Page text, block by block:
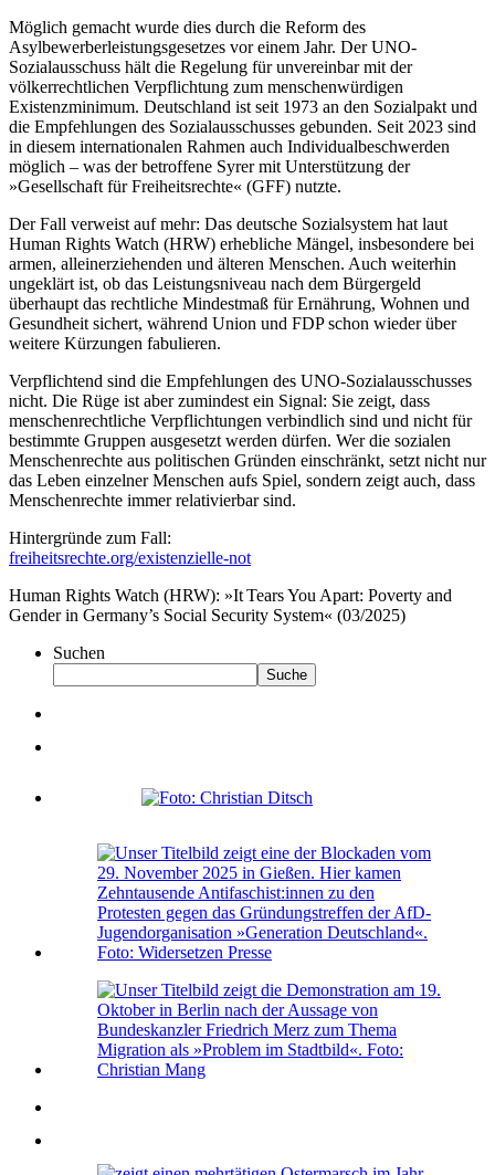
Möglich gemacht wurde dies durch die Reform des
Asylbewerberleistungsgesetzes vor einem Jahr. Der UNO-
Sozialausschuss hält die Regelung für unvereinbar mit der
völkerrechtlichen Verpflichtung zum menschenwürdigen
Existenzminimum. Deutschland ist seit 1973 an den Sozialpakt und
die Empfehlungen des Sozialausschusses gebunden. Seit 2023 sind
in diesem internationalen Rahmen auch Individualbeschwerden
möglich – was der betroffene Syrer mit Unterstützung der
»Gesellschaft für Freiheitsrechte« (GFF) nutzte.
Der Fall verweist auf mehr: Das deutsche Sozialsystem hat laut
Human Rights Watch (HRW) erhebliche Mängel, insbesondere bei
armen, alleinerziehenden und älteren Menschen. Auch weiterhin
ungeklärt ist, ob das Leistungsniveau nach dem Bürgergeld
überhaupt das rechtliche Mindestmaß für Ernährung, Wohnen und
Gesundheit sichert, während Union und FDP schon wieder über
weitere Kürzungen fabulieren.
Verpflichtend sind die Empfehlungen des UNO-Sozialausschusses
nicht. Die Rüge ist aber zumindest ein Signal: Sie zeigt, dass
menschenrechtliche Verpflichtungen verbindlich sind und nicht für
bestimmte Gruppen ausgesetzt werden dürfen. Wer die sozialen
Menschenrechte aus politischen Gründen einschränkt, setzt nicht nur
das Leben einzelner Menschen aufs Spiel, sondern zeigt auch, dass
Menschenrechte immer relativierbar sind.
Hintergründe zum Fall:
freiheitsrechte.org/existenzielle-not
Human Rights Watch (HRW): »It Tears You Apart: Poverty and
Gender in Germany’s Social Security System« (03/2025)
Suchen
Suche